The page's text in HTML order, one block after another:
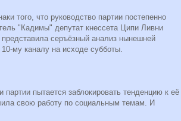
того, что руководство партии постепенно
"Кадимы" депутат кнессета Ципи Ливни
серъёзный анализ нынешней
му каналу на исходе субботы.
партии пытается заблокировать тенденцию к её
свою работу по социальным темам. И